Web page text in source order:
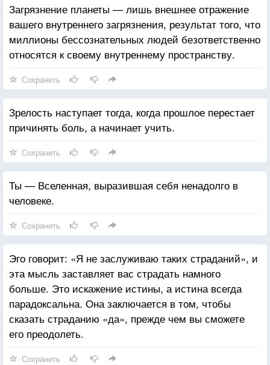
Загрязнение планеты — лишь внешнее отражение
вашего внутреннего загрязнения, результат того, что
миллионы бессознательных людей безответственно
относятся к своему внутреннему пространству.
Сохранить
Зрелость наступает тогда, когда прошлое перестает
причинять боль, а начинает учить.
Сохранить
Ты — Вселенная, выразившая себя ненадолго в
человеке.
Сохранить
Эго говорит: «Я не заслуживаю таких страданий», и
эта мысль заставляет вас страдать намного
больше. Это искажение истины, а истина всегда
парадоксальна. Она заключается в том, чтобы
сказать страданию «да», прежде чем вы сможете
его преодолеть.
Сохранить